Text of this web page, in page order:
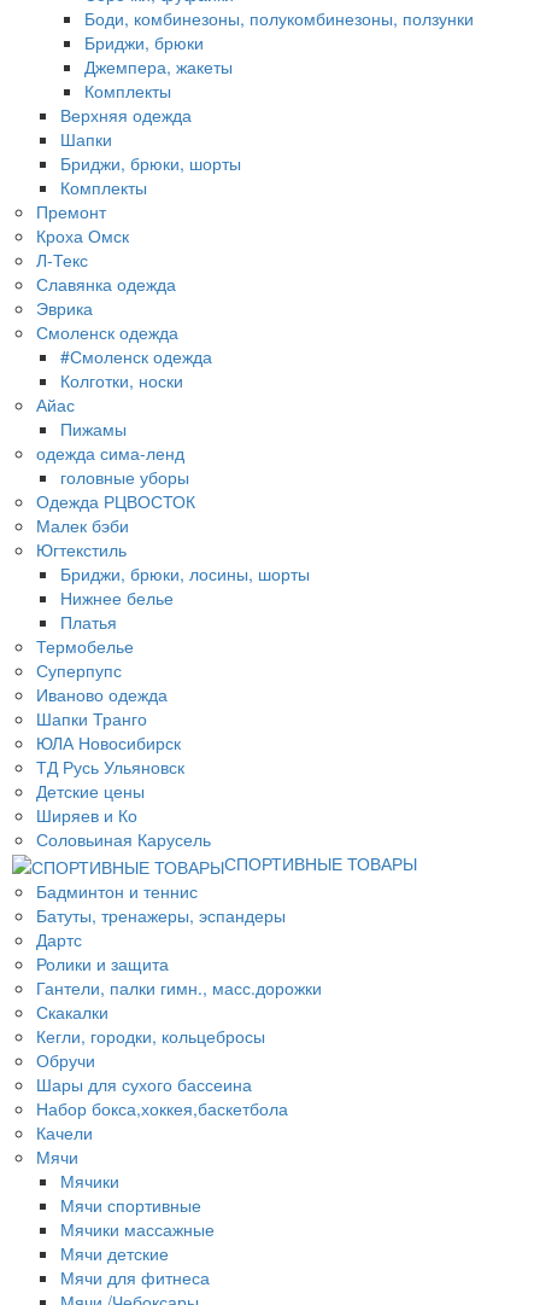
Боди, комбинезоны, полукомбинезоны, ползунки
Бриджи, брюки
Джемпера, жакеты
Комплекты
Верхняя одежда
Шапки
Бриджи, брюки, шорты
Комплекты
Премонт
Кроха Омск
Л-Текс
Славянка одежда
Эврика
Смоленск одежда
#Смоленск одежда
Колготки, носки
Айас
Пижамы
одежда сима-ленд
головные уборы
Одежда РЦВОСТОК
Малек бэби
Югтекстиль
Бриджи, брюки, лосины, шорты
Нижнее белье
Платья
Термобелье
Суперпупс
Иваново одежда
Шапки Транго
ЮЛА Новосибирск
ТД Русь Ульяновск
Детские цены
Ширяев и Ко
Соловьиная Карусель
СПОРТИВНЫЕ ТОВАРЫ
Бадминтон и теннис
Батуты, тренажеры, эспандеры
Дартс
Ролики и защита
Гантели, палки гимн., масс.дорожки
Скакалки
Кегли, городки, кольцебросы
Обручи
Шары для сухого бассеина
Набор бокса,хоккея,баскетбола
Качели
Мячи
Мячики
Мячи спортивные
Мячики массажные
Мячи детские
Мячи для фитнеса